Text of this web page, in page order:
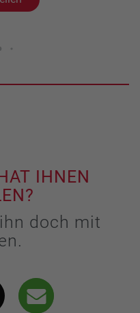
IHNEN
doch mit